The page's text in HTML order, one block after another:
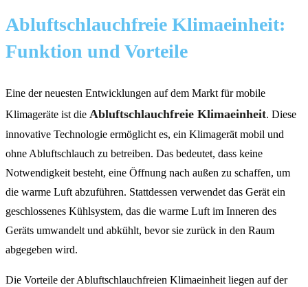
Abluftschlauchfreie Klimaeinheit:
Funktion und Vorteile
Eine der neuesten Entwicklungen auf dem Markt für mobile
Klimageräte ist die Abluftschlauchfreie Klimaeinheit. Diese
innovative Technologie ermöglicht es, ein Klimagerät mobil und
ohne Abluftschlauch zu betreiben. Das bedeutet, dass keine
Notwendigkeit besteht, eine Öffnung nach außen zu schaffen, um
die warme Luft abzuführen. Stattdessen verwendet das Gerät ein
geschlossenes Kühlsystem, das die warme Luft im Inneren des
Geräts umwandelt und abkühlt, bevor sie zurück in den Raum
abgegeben wird.
Die Vorteile der Abluftschlauchfreien Klimaeinheit liegen auf der